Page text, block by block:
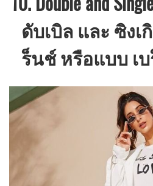
ดับเบิล และ ซิงเ
ร็นช์ หรือแบบ เ